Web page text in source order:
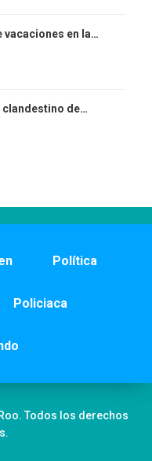
vacaciones en la…
clandestino de…
Política
Policiaca
Todos los derechos